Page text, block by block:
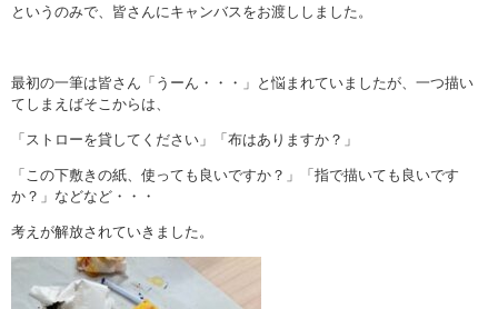
というのみで、皆さんにキャンバスをお渡ししました。
最初の一筆は皆さん「うーん・・・」と悩まれていましたが、一つ描い
てしまえばそこからは、
「ストローを貸してください」「布はありますか？」
「この下敷きの紙、使っても良いですか？」「指で描いても良いです
か？」などなど・・・
考えが解放されていきました。